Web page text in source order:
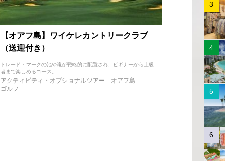
【オアフ島】ワイケレカントリークラブ
（送迎付き）
トレード・マークの池や滝が戦略的に配置され、ビギナーから上級
者まで楽しめるコース。 ...
アクティビティ・オプショナルツアー
オアフ島
ゴルフ